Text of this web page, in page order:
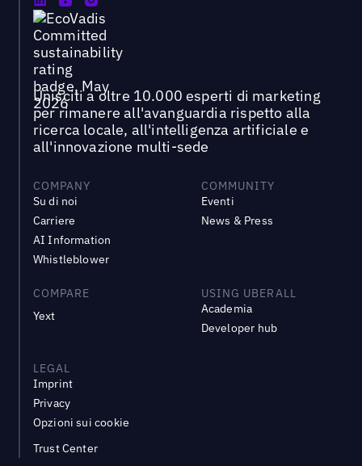
Unisciti a oltre 10.000 esperti di marketing
per rimanere all'avanguardia rispetto alla
ricerca locale, all'intelligenza artificiale e
all'innovazione multi-sede
COMPANY
Su di noi
Carriere
AI Information
Whistleblower
COMMUNITY
Eventi
News & Press
COMPARE
Yext
USING UBERALL
Academia
Developer hub
LEGAL
Imprint
Privacy
Opzioni sui cookie
Trust Center